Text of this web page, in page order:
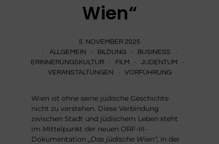
Wien“
5. NOVEMBER 2025
ALLGEMEIN
BILDUNG
BUSINESS
ERINNERUNGSKULTUR
FILM
JUDENTUM
VERANSTALTUNGEN
VORFÜHRUNG
Wien ist ohne seine jüdische Geschichte
nicht zu verstehen. Diese Verbindung
zwischen Stadt und jüdischem Leben steht
im Mittelpunkt der neuen ORF-III-
Dokumentation „Das jüdische Wien“, in der